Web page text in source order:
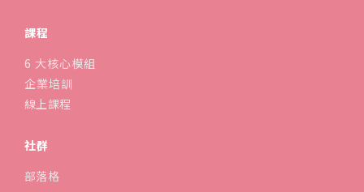
課程
6 大核心模組
企業培訓
線上課程
社群
部落格